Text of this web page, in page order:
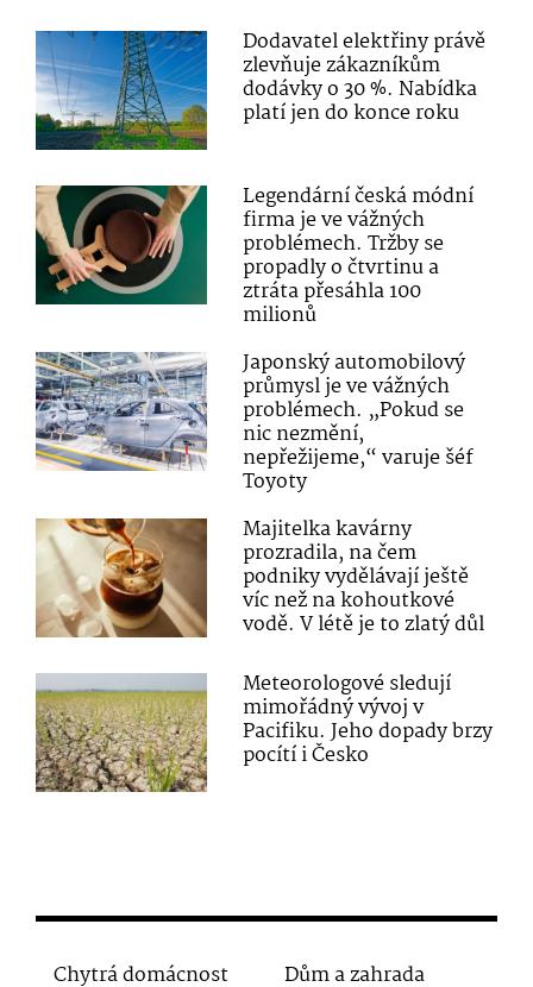
Dodavatel elektřiny právě
zlevňuje zákazníkům
dodávky o 30 %. Nabídka
platí jen do konce roku
Legendární česká módní
firma je ve vážných
problémech. Tržby se
propadly o čtvrtinu a
ztráta přesáhla 100
milionů
Japonský automobilový
průmysl je ve vážných
problémech. „Pokud se
nic nezmění,
nepřežijeme,“ varuje šéf
Toyoty
Majitelka kavárny
prozradila, na čem
podniky vydělávají ještě
víc než na kohoutkové
vodě. V létě je to zlatý důl
Meteorologové sledují
mimořádný vývoj v
Pacifiku. Jeho dopady brzy
pocítí i Česko
Chytrá domácnost Dům a zahrada